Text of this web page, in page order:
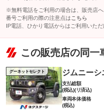
※無料電話をご利用の場合は、販売店
番号ご利用の際の注意点は こちら
IP電話、ひかり電話からはご利用いただ
この販売店の同一
グーネットセレクト ジムニーシ
支払総額
(税込)(リ済込)
車両本体価格
(税込)